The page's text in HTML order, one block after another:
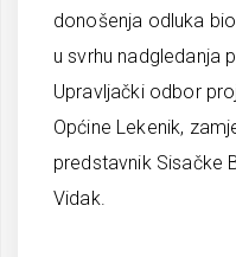
donošenja odluka
u svrhu nadgledanja
Upravljački odbor
Općine Lekenik,
predstavnik Sisačke
Vidak.